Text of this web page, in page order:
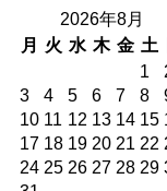
2026年8月
月
火 水 木 金 土
1
3
4 5 6 7 8
10 11 12 13 14 15
17 18 19 20 21 22
24 25 26 27 28 29